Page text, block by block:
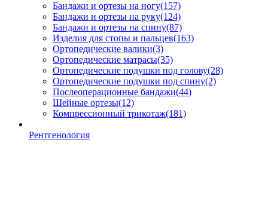
Бандажи и ортезы на ногу(157)
Бандажи и ортезы на руку(124)
Бандажи и ортезы на спину(87)
Изделия для стопы и пальцев(163)
Ортопедические валики(3)
Ортопедические матрасы(35)
Ортопедические подушки под голову(28)
Ортопедические подушки под спину(2)
Послеоперационные бандажи(44)
Шейные ортезы(12)
Компрессионный трикотаж(181)
Рентгенология